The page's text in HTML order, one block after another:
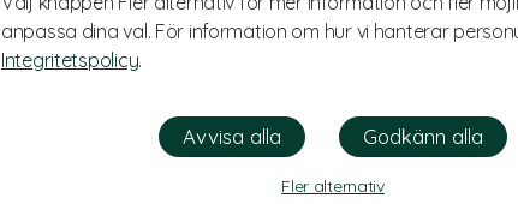
anpassa dina val. För information om hur vi hanterar
Integritetspolicy.
Fler alternativ